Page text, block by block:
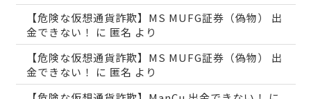
【危険な仮想通貨詐欺】MS MUFG証券（偽物） 出
金できない！
に 匿名 より
【危険な仮想通貨詐欺】MS MUFG証券（偽物） 出
金できない！
に 匿名 より